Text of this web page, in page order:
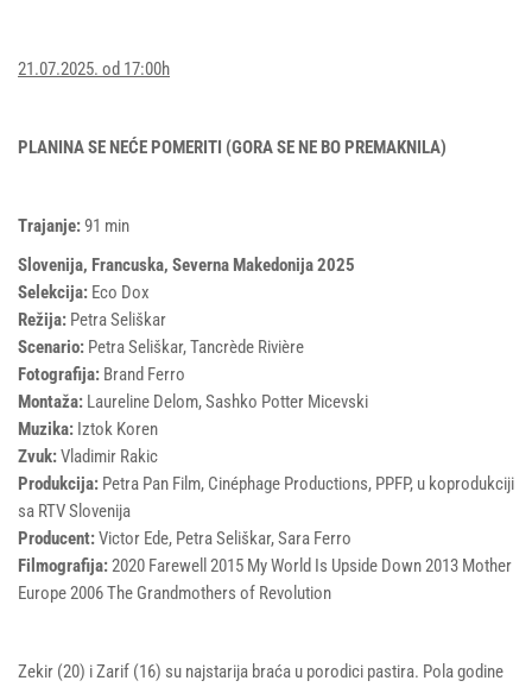
21.07.2025. od 17:00h
PLANINA SE NEĆE POMERITI (GORA SE NE BO PREMAKNILA)
Trajanje:91 min
Slovenija, Francuska, Severna Makedonija 2025
Selekcija: Eco Dox
Režija: Petra Seliškar
Scenario: Petra Seliškar, Tancrède Rivière
Fotografija: Brand Ferro
Montaža: Laureline Delom, Sashko Potter Micevski
Muzika: Iztok Koren
Zvuk:Vladimir Rakic
Produkcija: Petra Pan Film, Cinéphage Productions, PPFP, u koprodukciji
sa RTV Slovenija
Producent:Victor Ede, Petra Seliškar, Sara Ferro
Filmografija:2020 Farewell 2015 My World Is Upside Down 2013 Mother
Europe 2006 The Grandmothers of Revolution
Zekir (20) i Zarif (16) su najstarija braća u porodici pastira. Pola godine